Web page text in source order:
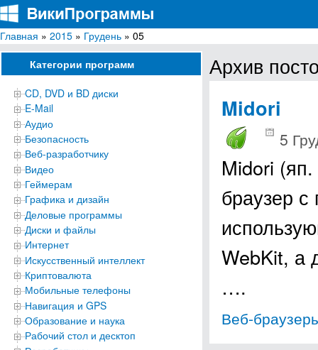
ВикиПрограммы
Энциклопедия бесплатных компьютерных программ для Windows
Главная » 2015 » Грудень » 05
Категории программ
CD, DVD и BD диски
E-Mail
Аудио
Безопасность
Веб-разработчику
Видео
Геймерам
Графика и дизайн
Деловые программы
Диски и файлы
Интернет
Искусственный интеллект
Криптовалюта
Мобильные телефоны
Навигация и GPS
Образование и наука
Рабочий стол и десктоп
Архив
Midori
5
Midori
браузер
WebKit, а
….
Веб-